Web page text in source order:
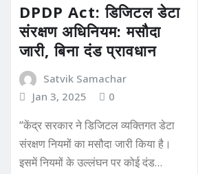
DPDP Act: डिजिटल डेटा
संरक्षण अधिनियम: मसौदा
जारी, बिना दंड प्रावधान
Satvik Samachar
Jan 3, 2025
0
“केंद्र सरकार ने डिजिटल व्यक्तिगत डेटा
संरक्षण नियमों का मसौदा जारी किया है।
इसमें नियमों के उल्लंघन पर कोई दंड…